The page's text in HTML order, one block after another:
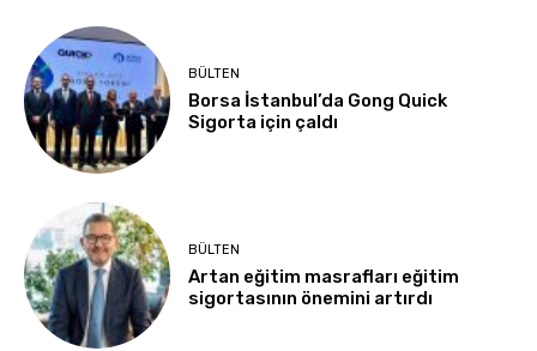
BÜLTEN
Borsa İstanbul’da Gong Quick
Sigorta için çaldı
BÜLTEN
Artan eğitim masrafları eğitim
sigortasının önemini artırdı